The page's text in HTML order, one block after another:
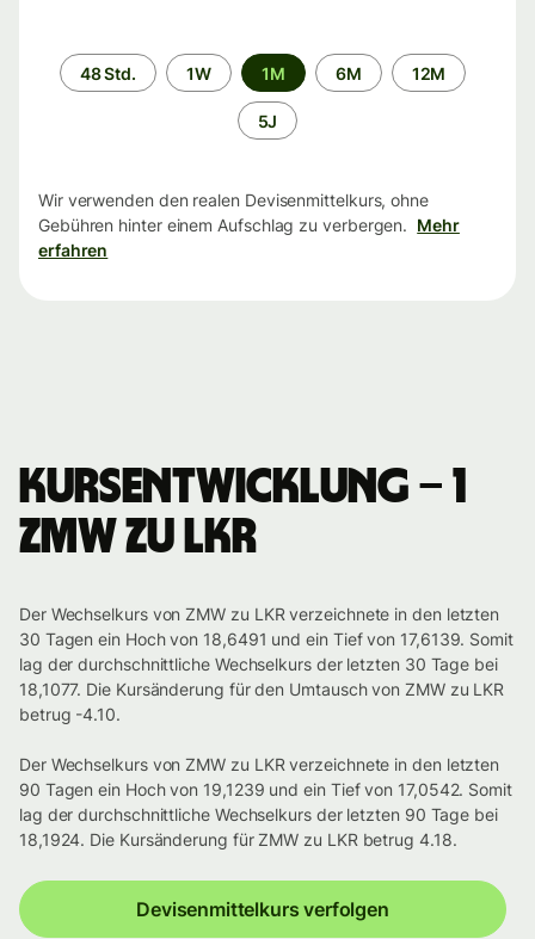
Zeitraum
48 Std. 1W 1M 6M 12M
5J
Wir verwenden den realen Devisenmittelkurs, ohne
Gebühren hinter einem Aufschlag zu verbergen. Mehr
erfahren
Kursentwicklung – 1
ZMW zu LKR
Der Wechselkurs von ZMW zu LKR verzeichnete in den letzten
30 Tagen ein Hoch von 18,6491 und ein Tief von 17,6139. Somit
lag der durchschnittliche Wechselkurs der letzten 30 Tage bei
18,1077. Die Kursänderung für den Umtausch von ZMW zu LKR
betrug -4.10.
Der Wechselkurs von ZMW zu LKR verzeichnete in den letzten
90 Tagen ein Hoch von 19,1239 und ein Tief von 17,0542. Somit
lag der durchschnittliche Wechselkurs der letzten 90 Tage bei
18,1924. Die Kursänderung für ZMW zu LKR betrug 4.18.
Devisenmittelkurs verfolgen